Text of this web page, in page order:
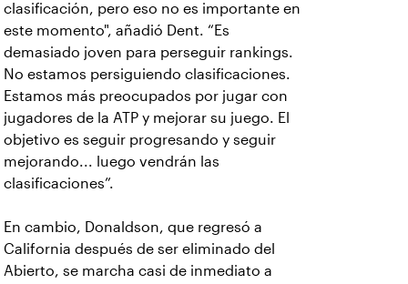
clasificación, pero eso no es importante en
este momento", añadió Dent. “Es
demasiado joven para perseguir rankings.
No estamos persiguiendo clasificaciones.
Estamos más preocupados por jugar con
jugadores de la ATP y mejorar su juego. El
objetivo es seguir progresando y seguir
mejorando... luego vendrán las
clasificaciones”.
En cambio, Donaldson, que regresó a
California después de ser eliminado del
Abierto, se marcha casi de inmediato a